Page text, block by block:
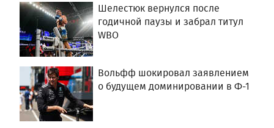
Шелестюк вернулся после
годичной паузы и забрал титул
WBO
Вольфф шокировал заявлением
о будущем доминировании в Ф-1